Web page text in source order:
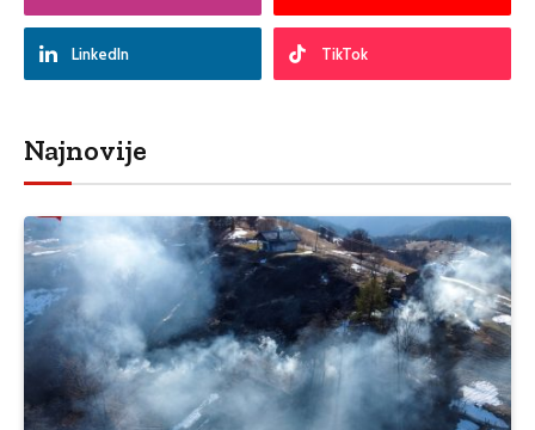
LinkedIn TikTok
Najnovije